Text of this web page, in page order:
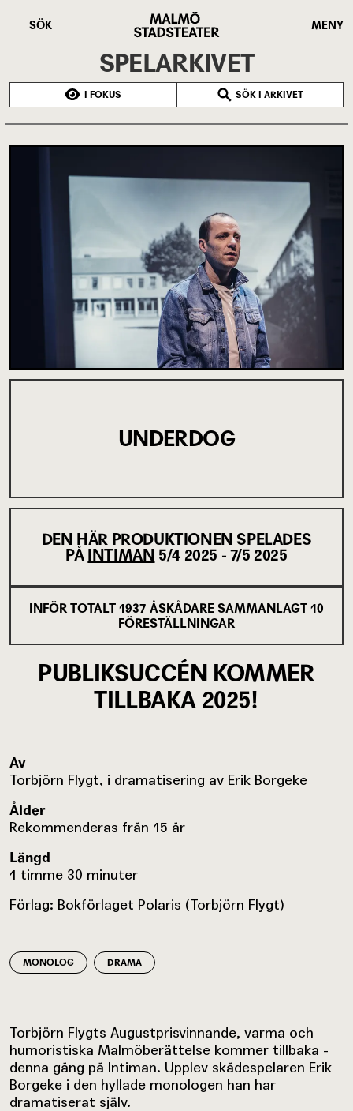
SÖK
Stadsteater
MENY
SPELARKIVET
I FOKUS SÖK I ARKIVET
UNDERDOG
DEN HÄR PRODUKTIONEN SPELADES
PÅ INTIMAN 5/4 2025 - 7/5 2025
INFÖR TOTALT 1937 ÅSKÅDARE SAMMANLAGT 10
FÖRESTÄLLNINGAR
PUBLIKSUCCÉN KOMMER
TILLBAKA 2025!
Av
Torbjörn Flygt, i dramatisering av Erik Borgeke
Ålder
Rekommenderas från 15 år
Längd
1 timme 30 minuter
Förlag: Bokförlaget Polaris (Torbjörn Flygt)
MONOLOG DRAMA
Torbjörn Flygts Augustprisvinnande, varma och
humoristiska Malmöberättelse kommer tillbaka -
denna gång på Intiman. Upplev skådespelaren Erik
Borgeke i den hyllade monologen han har
dramatiserat själv.